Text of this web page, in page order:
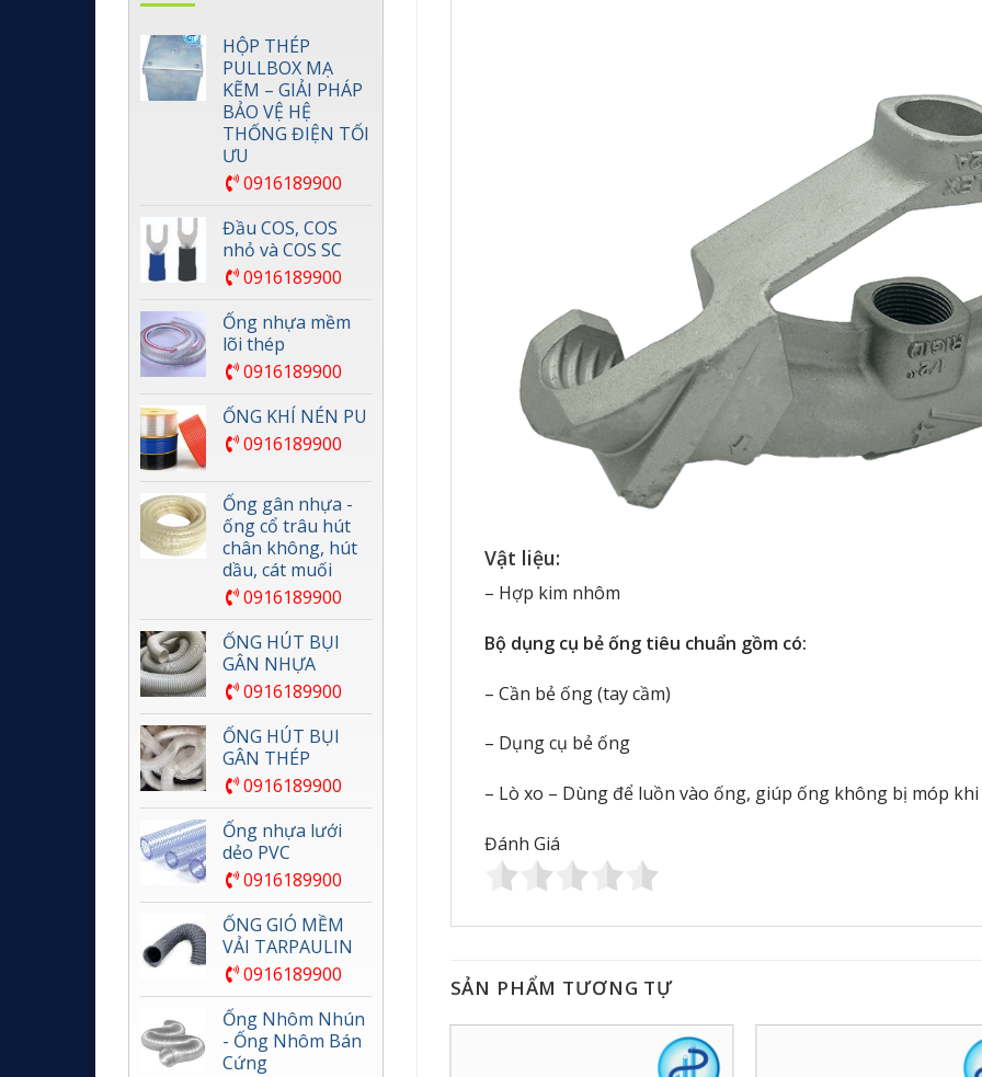
HỘP THÉP
PULLBOX MẠ
KẼM – GIẢI PHÁP
BẢO VỆ HỆ
THỐNG ĐIỆN TỐI
ƯU
0916189900
Đầu COS, COS
nhỏ và COS SC
0916189900
Ống nhựa mềm
lõi thép
0916189900
ỐNG KHÍ NÉN PU
0916189900
Ống gân nhựa -
ống cổ trâu hút
chân không, hút
dầu, cát muối
0916189900
ỐNG HÚT BỤI
GÂN NHỰA
0916189900
ỐNG HÚT BỤI
GÂN THÉP
0916189900
Ống nhựa lưới
dẻo PVC
0916189900
ỐNG GIÓ MỀM
VẢI TARPAULIN
0916189900
Ống Nhôm Nhún
- Ống Nhôm Bán
Cứng
Vật liệu:
– Hợp kim nhôm
Bộ dụng cụ bẻ ống tiêu chuẩn gồm có:
– Cần bẻ ống (tay cầm)
– Dụng cụ bẻ ống
– Lò xo – Dùng để luồn vào ống, giúp ống không bị móp khi
Đánh Giá
SẢN PHẨM TƯƠNG TỰ